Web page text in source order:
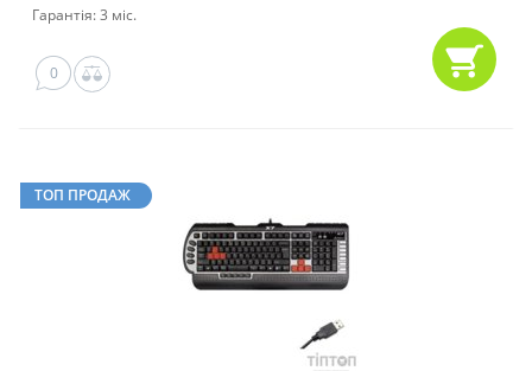
Гарантія: 3 міс.
0
ТОП ПРОДАЖ